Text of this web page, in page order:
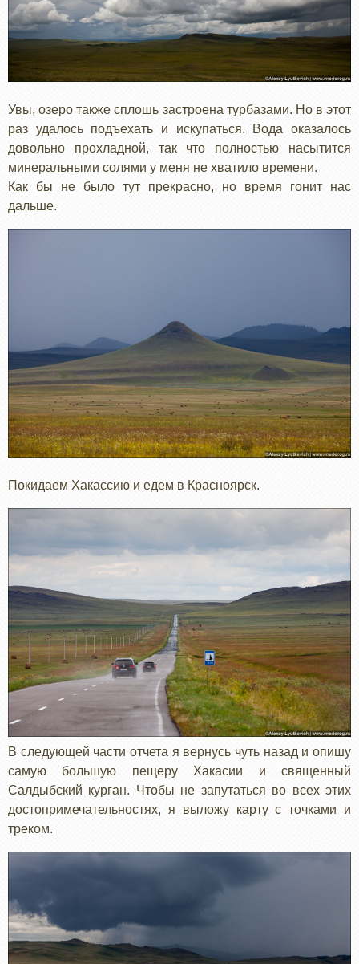
Увы, озеро также сплошь застроена турбазами. Но в этот
раз удалось подъехать и искупаться. Вода оказалось
довольно прохладной, так что полностью насытится
минеральными солями у меня не хватило времени.
Как бы не было тут прекрасно, но время гонит нас
дальше.
Покидаем Хакассию и едем в Красноярск.
В следующей части отчета я вернусь чуть назад и опишу
самую большую пещеру Хакасии и священный
Салдыбский курган. Чтобы не запутаться во всех этих
достопримечательностях, я выложу карту с точками и
треком.